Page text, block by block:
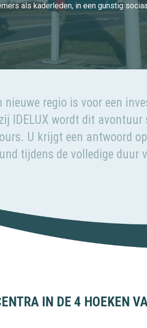
als kaderleden, in een gunstig
nieuwe regio is voor een
IDELUX wordt dit avontuur
U krijgt een antwoord
tijdens de volledige duur
IN DE 4 HOEKEN